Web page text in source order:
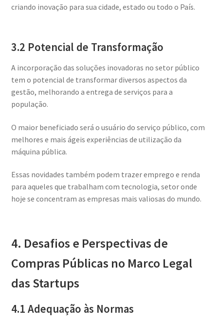
criando inovação para sua cidade, estado ou todo o País.
3.2 Potencial de Transformação
A incorporação das soluções inovadoras no setor público
tem o potencial de transformar diversos aspectos da
gestão, melhorando a entrega de serviços para a
população.
O maior beneficiado será o usuário do serviço público, com
melhores e mais ágeis experiências de utilização da
máquina pública.
Essas novidades também podem trazer emprego e renda
para aqueles que trabalham com tecnologia, setor onde
hoje se concentram as empresas mais valiosas do mundo.
4. Desafios e Perspectivas de
Compras Públicas no Marco Legal
das Startups
4.1 Adequação às Normas